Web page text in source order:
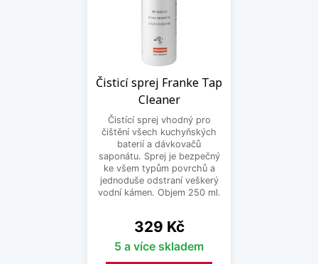
Čisticí sprej Franke Tap
Cleaner
Čistící sprej vhodný pro
čištění všech kuchyňských
baterií a dávkovačů
saponátu. Sprej je bezpečný
ke všem typům povrchů a
jednoduše odstraní veškerý
vodní kámen. Objem 250 ml.
Cena
329 Kč
5 a více skladem